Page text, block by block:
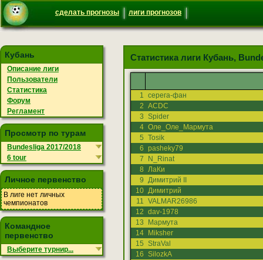
сделать прогнозы лиги прогнозов
Статистика лиги Кубань,
1 серега-фан
2 ACDC
3 Spider
4 Оле_Оле_Мармута
5 Tosik
6 pasheky79
7
N_Rinat
8 ЛаКи
9 Димитрий II
10 Димитрий
11 VALMAR26986
12 dav-1978
13
Мармута
14
Miksher
15 StraVal
16 SilozkA
Кубань
Описание лиги
Пользователи
Статистика
Форум
Регламент
Просмотр по турам
Bundesliga 2017/2018
6 tour
Личное первенство
В лиге нет личных
чемпионатов
Командное
первенство
Выберите турнир...